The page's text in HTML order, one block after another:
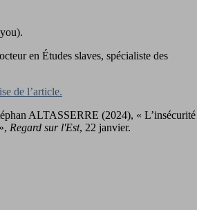
en Études slaves, spécialiste des
de l’article.
ALTASSERRE (2024), « L’insécurité
Regard sur l'Est, 22 janvier.